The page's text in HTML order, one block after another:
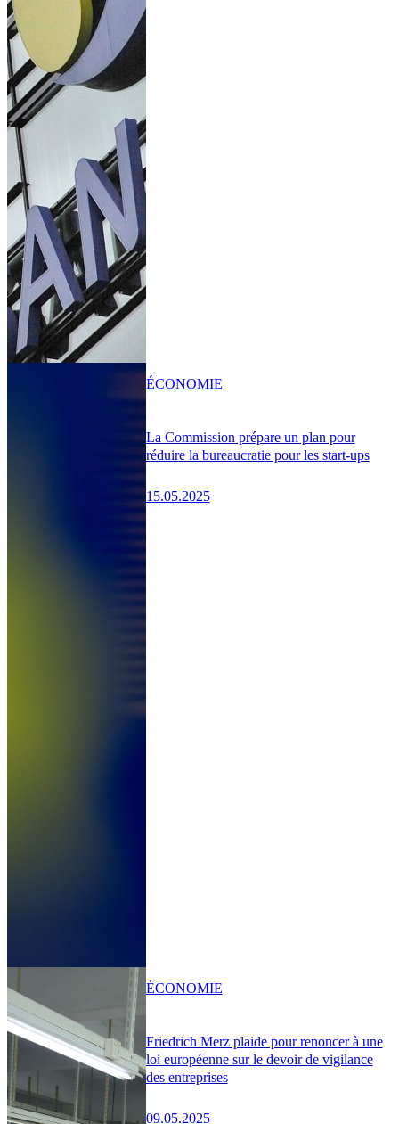
La Commission prépare un plan pour
réduire la bureaucratie pour les start-ups
15.05.2025
ÉCONOMIE
Friedrich Merz plaide pour renoncer à une
loi européenne sur le devoir de vigilance
des entreprises
09.05.2025
ÉCONOMIE